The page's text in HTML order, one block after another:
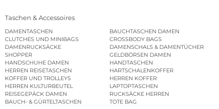
Taschen & Accessoires
DAMENTASCHEN
BAUCHTASCHEN DAMEN
CLUTCHES UND MINIBAGS
CROSSBODY BAGS
DAMENRUCKSÄCKE
DAMENSCHALS & DAMENTÜCHER
SHOPPER
GELDBÖRSEN DAMEN
HANDSCHUHE DAMEN
HANDTASCHEN
HERREN REISETASCHEN
HARTSCHALENKOFFER
KOFFER UND TROLLEYS
HERREN KOFFER
HERREN KULTURBEUTEL
LAPTOPTASCHEN
REISEGEPÄCK DAMEN
RUCKSÄCKE HERREN
BAUCH- & GÜRTELTASCHEN
TOTE BAG